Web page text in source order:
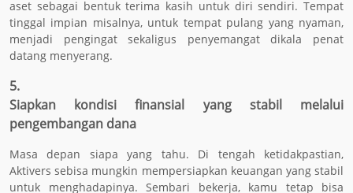
aset sebagai bentuk terima kasih untuk diri sendiri. Tempat
tinggal impian misalnya, untuk tempat pulang yang nyaman,
menjadi pengingat sekaligus penyemangat dikala penat
datang menyerang.
5.
Siapkan kondisi finansial yang stabil melalui
pengembangan dana
Masa depan siapa yang tahu. Di tengah ketidakpastian,
Aktivers sebisa mungkin mempersiapkan keuangan yang stabil
untuk menghadapinya. Sembari bekerja, kamu tetap bisa